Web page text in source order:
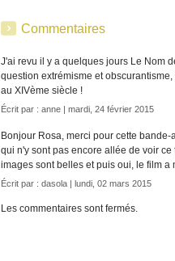
Commentaires
J'ai revu il y a quelques jours Le Nom
question extrémisme et
au XIVème siècle !
Écrit par : anne | mardi, 24 février 2015
Bonjour Rosa, merci pour cette
qui n'y sont pas encore allée de voir
images sont belles et puis oui, le film a
Écrit par : dasola | lundi, 02 mars 2015
Les commentaires sont fermés.